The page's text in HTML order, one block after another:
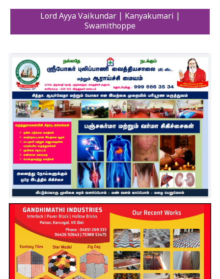
Lord Ayya Vaikundar | Kanyakumari |
Swamithoppe